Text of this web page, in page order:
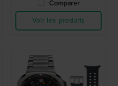
Comparer
Voir les produits